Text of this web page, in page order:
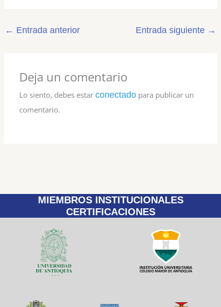
← Entrada anterior Entrada siguiente →
Deja un comentario
Lo siento, debes estarconectado para publicar un
comentario.
MIEMBROS INSTITUCIONALES
CERTIFICACIONES